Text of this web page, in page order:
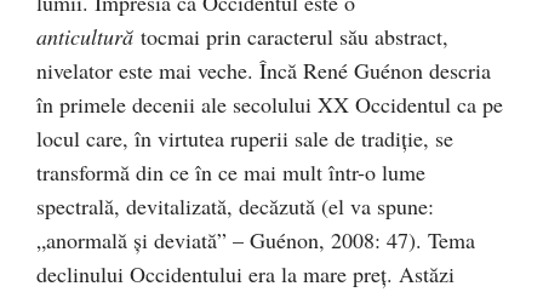
anticultură tocmai prin caracterul său abstract,
nivelator este mai veche. Încă René Guénon descria
în primele decenii ale secolului XX Occidentul ca pe
locul care, în virtutea ruperii sale de tradiţie, se
transformă din ce în ce mai mult într-o lume
spectrală, devitalizată, decăzută (el va spune:
„anormală şi deviată” – Guénon, 2008: 47). Tema
declinului Occidentului era la mare preţ. Astăzi